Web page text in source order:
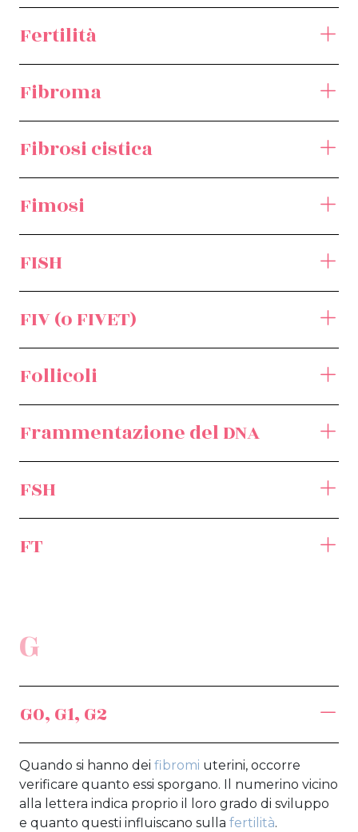
Fertilità
Fibroma
Fibrosi cistica
Fimosi
FISH
FIV (o FIVET)
Follicoli
Frammentazione del DNA
FSH
FT
G
G0, G1, G2
Quando si hanno dei fibromi uterini, occorre
verificare quanto essi sporgano. Il numerino vicino
alla lettera indica proprio il loro grado di sviluppo
e quanto questi influiscano sulla fertilità.